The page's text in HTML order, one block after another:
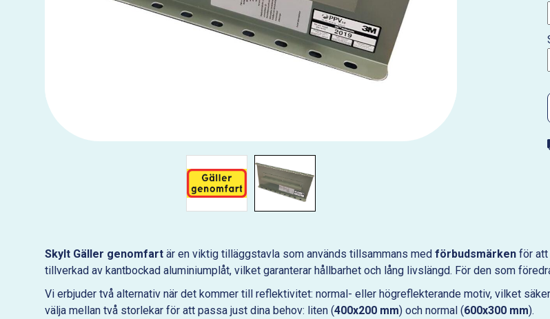
Skylt Gäller genomfartär en viktig tilläggstavla som används tillsammans med förbudsmärkenför att
tillverkad av kantbockad aluminiumplåt, vilket garanterar hållbarhet och lång livslängd. För den som
Vi erbjuder två alternativ när det kommer till reflektivitet: normal- eller högreflekterande motiv, vilket
välja mellan två storlekar för att passa just dina behov: liten (400x200 mm) och normal (600x300 mm).